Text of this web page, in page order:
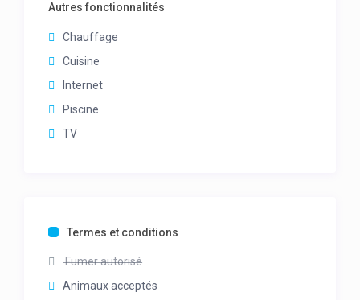
Autres fonctionnalités
Chauffage
Cuisine
Internet
Piscine
TV
Termes et conditions
Fumer autorisé
Animaux acceptés